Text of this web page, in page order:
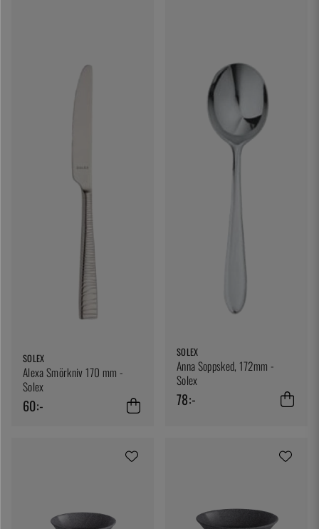
SOLEX
Alexa Smörkniv 170 mm -
Solex
60:-
SOLEX
Anna Soppsked, 172mm -
Solex
78:-